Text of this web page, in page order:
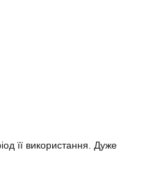
її використання. Дуже